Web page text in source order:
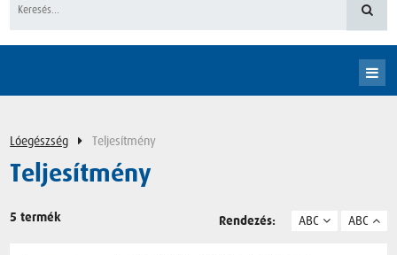
Lóegészség Teljesítmény
Teljesítmény
5 termék Rendezés: ABC ABC